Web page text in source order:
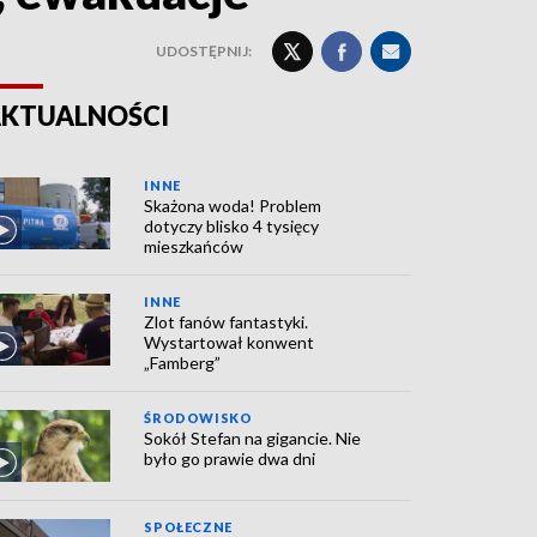
UDOSTĘPNIJ:
INNE
Skażona woda! Problem
dotyczy blisko 4 tysięcy
mieszkańców
INNE
Zlot fanów fantastyki.
Wystartował konwent
„Famberg”
ŚRODOWISKO
Sokół Stefan na gigancie. Nie
było go prawie dwa dni
SPOŁECZNE